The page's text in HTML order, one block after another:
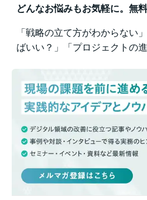
どんなお悩みもお気軽に。無
「戦略の立て方がわからない
ばいい？」「プロジェクトの